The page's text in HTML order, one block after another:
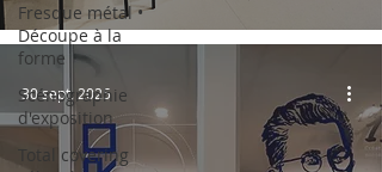
Fresque métal •
Découpe à la
forme
Scénographie
d'exposition
Total covering
30 sept. 2025